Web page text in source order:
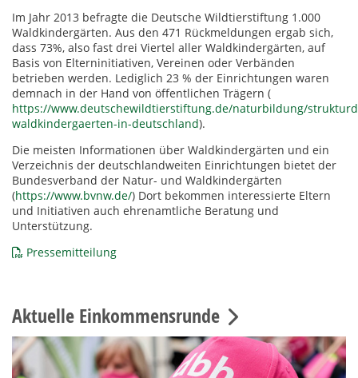
Im Jahr 2013 befragte die Deutsche Wildtierstiftung 1.000
Waldkindergärten. Aus den 471 Rückmeldungen ergab sich,
dass 73%, also fast drei Viertel aller Waldkindergärten, auf
Basis von Elterninitiativen, Vereinen oder Verbänden
betrieben werden. Lediglich 23 % der Einrichtungen waren
demnach in der Hand von öffentlichen Trägern (
https://www.deutschewildtierstiftung.de/naturbildung/
waldkindergaerten-in-deutschland).
Die meisten Informationen über Waldkindergärten und ein
Verzeichnis der deutschlandweiten Einrichtungen bietet der
Bundesverband der Natur- und Waldkindergärten
(https://www.bvnw.de/) Dort bekommen interessierte Eltern
und Initiativen auch ehrenamtliche Beratung und
Unterstützung.
Pressemitteilung
Aktuelle Einkommensrunde